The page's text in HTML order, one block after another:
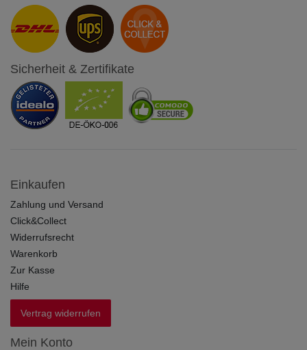
Sicherheit & Zertifikate
Einkaufen
Zahlung und Versand
Click&Collect
Widerrufsrecht
Warenkorb
Zur Kasse
Hilfe
Vertrag widerrufen
Mein Konto